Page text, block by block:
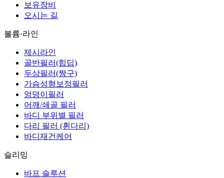
보유장비
오시는 길
볼륨·라인
제시라인
골반필러(힙딥)
두상필러(짱구)
가슴성형보정필러
엉덩이필러
어깨/쇄골 필러
바디 부위별 필러
다리 필러 (휜다리)
바디재건케어
슬리밍
바프 솔루션